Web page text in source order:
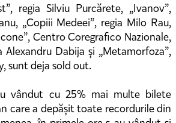
regia Silviu Purcărete, „Ivanov”,
„Copiii Medeei”, regia Milo Rau,
Centro Coregrafico Nazionale,
Alexandru Dabija și „Metamorfoza”,
sunt deja sold out.
vândut cu 25% mai multe bilete
care a depășit toate recordurile din